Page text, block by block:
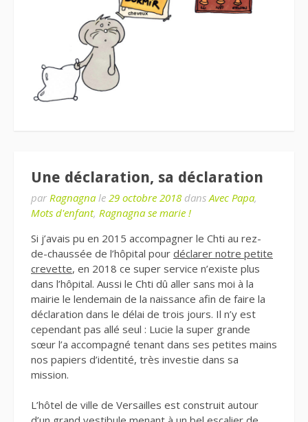
Une déclaration, sa déclaration
par Ragnagna le 29 octobre 2018 dans Avec Papa,
Mots d'enfant, Ragnagna se marie !
Si j’avais pu en 2015 accompagner le Chti au rez-
de-chaussée de l’hôpital pour déclarer notre petite
crevette, en 2018 ce super service n’existe plus
dans l’hôpital. Aussi le Chti dû aller sans moi à la
mairie le lendemain de la naissance afin de faire la
déclaration dans le délai de trois jours. Il n’y est
cependant pas allé seul : Lucie la super grande
sœur l’a accompagné tenant dans ses petites mains
nos papiers d’identité, très investie dans sa
mission.
L’hôtel de ville de Versailles est construit autour